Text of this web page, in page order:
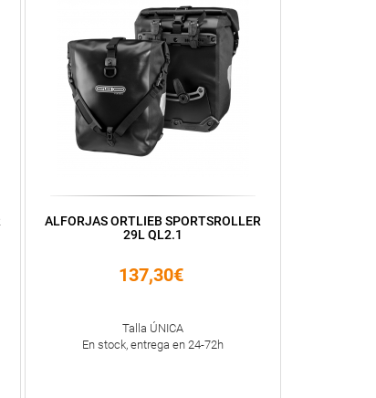
ALFORJAS ORTLIEB SPORTSROLLER
29L QL2.1
137,30€
Talla ÚNICA
En stock, entrega en 24-72h